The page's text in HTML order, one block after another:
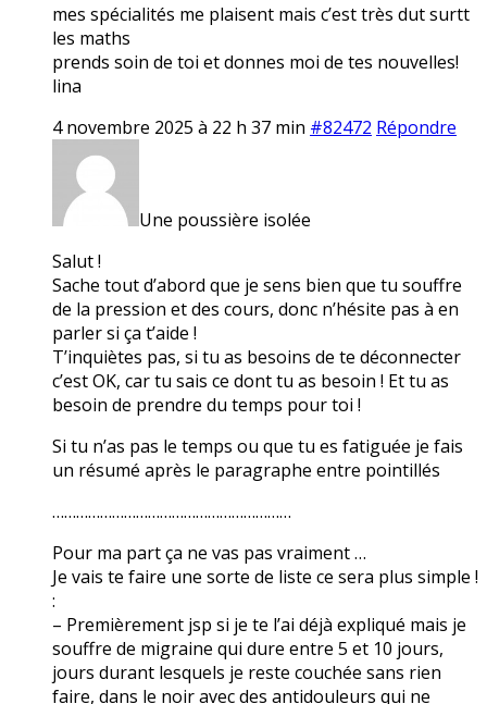
mes spécialités me plaisent mais c’est très dut surtt
les maths
prends soin de toi et donnes moi de tes nouvelles!
lina
4 novembre 2025 à 22 h 37 min #82472 Répondre
Une poussière isolée
Salut !
Sache tout d’abord que je sens bien que tu souffre
de la pression et des cours, donc n’hésite pas à en
parler si ça t’aide !
T’inquiètes pas, si tu as besoins de te déconnecter
c’est OK, car tu sais ce dont tu as besoin ! Et tu as
besoin de prendre du temps pour toi !
Si tu n’as pas le temps ou que tu es fatiguée je fais
un résumé après le paragraphe entre pointillés
……………………………………………………
Pour ma part ça ne vas pas vraiment …
Je vais te faire une sorte de liste ce sera plus simple !
:
– Premièrement jsp si je te l’ai déjà expliqué mais je
souffre de migraine qui dure entre 5 et 10 jours,
jours durant lesquels je reste couchée sans rien
faire, dans le noir avec des antidouleurs qui ne